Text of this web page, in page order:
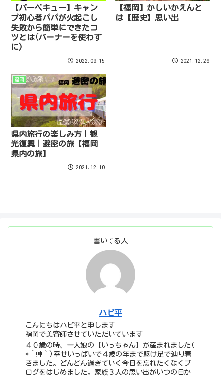
【バーベキュー】キャン
プ初心者パパが火起こし
失敗から簡単にできたコ
ツとは(バーナーを使わず
に)
2022.09.15
【福岡】かしいかえんと
は【歴史】思い出
2021.12.26
福岡
県内旅行の楽しみ方｜観
光復興｜避密の旅【福岡
県内の旅】
2021.12.10
書いてる人
ハピ平
こんにちはハピ平と申します
福岡で美容師させていただいています
４０歳の時、一人娘の【いっちゃん】が産まれました(
*´艸｀)幸せいっぱいで４歳の年まで駆け足で辿り着
きました。どんどん過ぎていく今日を忘れたくなくブ
ログをはじめました。家族３人の思い出がいつの日か